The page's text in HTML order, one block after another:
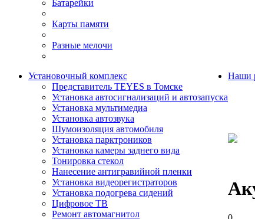
Батарейки
Карты памяти
Разные мелочи
Установочный комплекс
Представитель TEYES в Томске
Установка автосигнализаций и автозапуска
Установка мультимедиа
Установка автозвука
Шумоизоляция автомобиля
Установка парктроников
Установка камеры заднего вида
Тонировка стекол
Нанесение антигравийной пленки
Установка видеорегистраторов
Установка подогрева сидений
Цифровое ТВ
Ремонт автомагнитол
Наши